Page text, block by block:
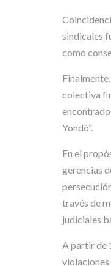
sindicales
como
colectiva
Yondó”.
En el
gerencias
través de
judiciales
A partir de
violaciones